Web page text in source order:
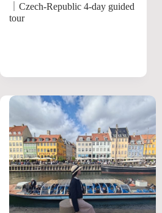
｜Czech-Republic 4-day guided
tour